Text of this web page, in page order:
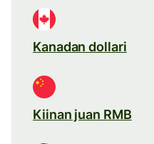
Kanadan dollari
Kiinan juan RMB